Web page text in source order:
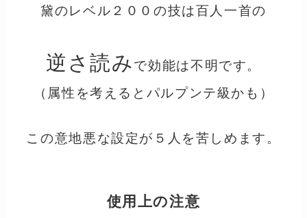
黛のレベル２００の技は百人一首の
逆さ読みで効能は不明です。
（属性を考えるとパルプンテ級かも）
この意地悪な設定が５人を苦しめます。
使用上の注意